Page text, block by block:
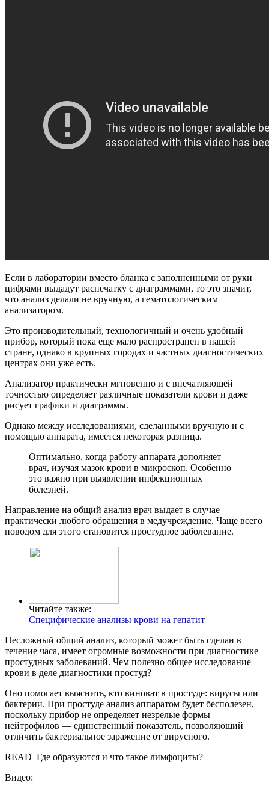
Если в лаборатории вместо бланка с заполненными от руки
цифрами выдадут распечатку с диаграммами, то это значит,
что анализ делали не вручную, а гематологическим
анализатором.
Это производительный, технологичный и очень удобный
прибор, который пока еще мало распространен в нашей
стране, однако в крупных городах и частных диагностических
центрах они уже есть.
Анализатор практически мгновенно и с впечатляющей
точностью определяет различные показатели крови и даже
рисует графики и диаграммы.
Однако между исследованиями, сделанными вручную и с
помощью аппарата, имеется некоторая разница.
Оптимально, когда работу аппарата дополняет
врач, изучая мазок крови в микроскоп. Особенно
это важно при выявлении инфекционных
болезней.
Направление на общий анализ врач выдает в случае
практически любого обращения в медучреждение. Чаще всего
поводом для этого становится простудное заболевание.
Читайте также:
Специфические анализы крови на гепатит
Несложный общий анализ, который может быть сделан в
течение часа, имеет огромные возможности при диагностике
простудных заболеваний. Чем полезно общее исследование
крови в деле диагностики простуд?
Оно помогает выяснить, кто виноват в простуде: вирусы или
бактерии. При простуде анализ аппаратом будет бесполезен,
поскольку прибор не определяет незрелые формы
нейтрофилов — единственный показатель, позволяющий
отличить бактериальное заражение от вирусного.
READ Где образуются и что такое лимфоциты?
Видео: